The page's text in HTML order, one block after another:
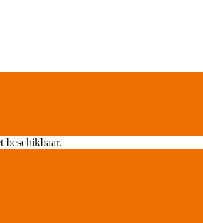
beschikbaar.